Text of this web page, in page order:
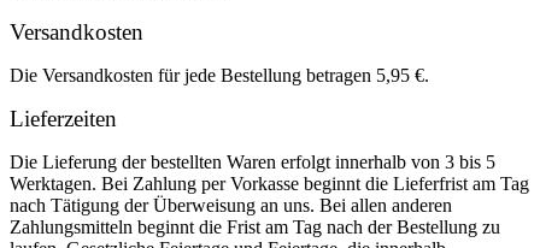
Versandkosten
Die Versandkosten für jede Bestellung betragen 5,95 €.
Lieferzeiten
Die Lieferung der bestellten Waren erfolgt innerhalb von 3 bis 5
Werktagen. Bei Zahlung per Vorkasse beginnt die Lieferfrist am Tag
nach Tätigung der Überweisung an uns. Bei allen anderen
Zahlungsmitteln beginnt die Frist am Tag nach der Bestellung zu